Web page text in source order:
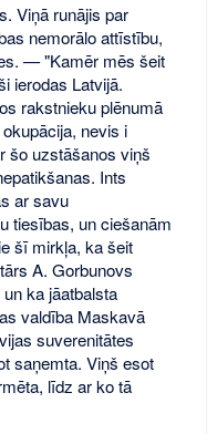
Viņā runājis par
nemorālo attīstību,
— "Kamēr mēs šeit
ierodas Latvijā.
rakstnieku plēnumā
nevis i
šo uzstāšanos viņš
Ints
ar savu
tiesības, un ciešanām
šī mirkļa, ka šeit
A. Gorbunovs
ka jāatbalsta
valdība Maskavā
suverenitātes
saņemta. Viņš esot
līdz ar ko tā